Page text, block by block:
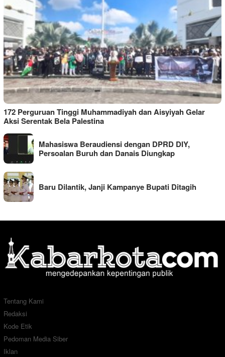
172 Perguruan Tinggi Muhammadiyah dan Aisyiyah Gelar
Aksi Serentak Bela Palestina
Mahasiswa Beraudiensi dengan DPRD DIY,
Persoalan Buruh dan Danais Diungkap
Baru Dilantik, Janji Kampanye Bupati Ditagih
Tentang Kami
Redaksi
Kode Etik
Pedoman Media Siber
Iklan